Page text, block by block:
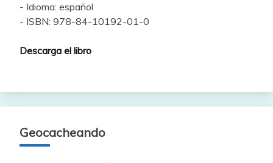
- Idioma: español
- ISBN: 978-84-10192-01-0
Descarga el libro
Geocacheando